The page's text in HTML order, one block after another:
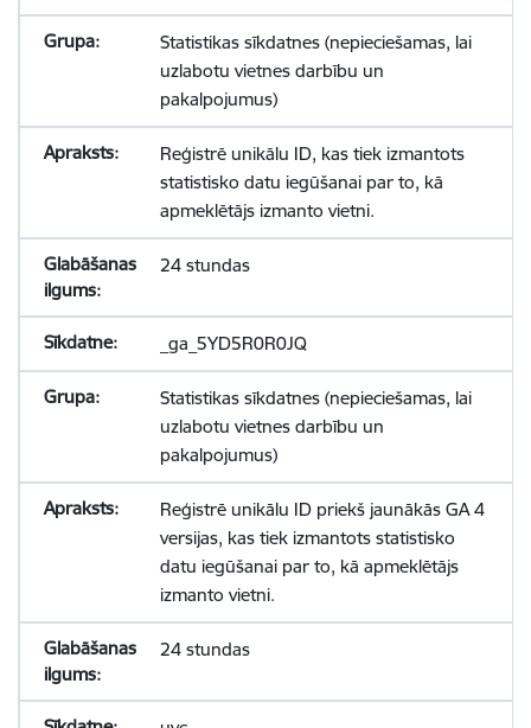
Statistikas sīkdatnes (nepieciešamas, lai
uzlabotu vietnes darbību un
pakalpojumus)
Reģistrē unikālu ID, kas tiek izmantots
statistisko datu iegūšanai par to, kā
apmeklētājs izmanto vietni.
24 stundas
_ga_5YD5R0R0JQ
Statistikas sīkdatnes (nepieciešamas, lai
uzlabotu vietnes darbību un
pakalpojumus)
Reģistrē unikālu ID priekš jaunākās GA 4
versijas, kas tiek izmantots statistisko
datu iegūšanai par to, kā apmeklētājs
izmanto vietni.
24 stundas